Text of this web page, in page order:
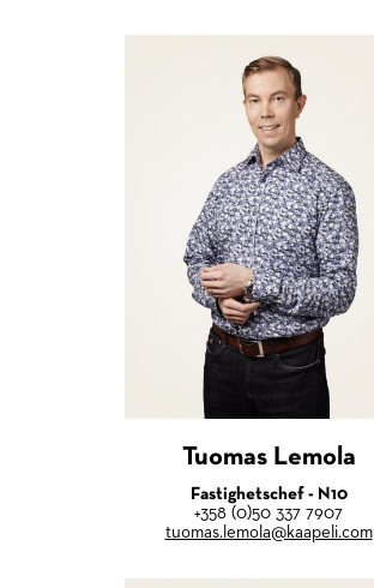
Tuomas Lemola
Fastighetschef - N10
+358 (0)50 337 7907
tuomas.lemola@kaapeli.com